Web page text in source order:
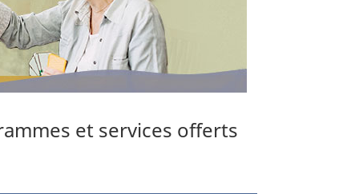
et services offerts